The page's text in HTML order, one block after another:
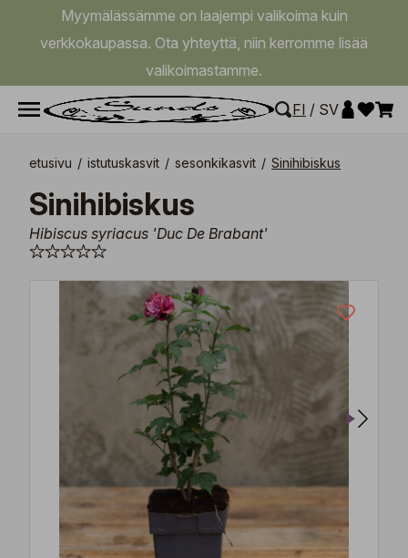
Myymälässämme on laajempi valikoima kuin
verkkokaupassa. Ota yhteyttä, niin kerromme lisää
valikoimastamme.
FI / SV
etusivu / istutuskasvit / sesonkikasvit / Sinihibiskus
Sinihibiskus
Hibiscus syriacus 'Duc De Brabant'